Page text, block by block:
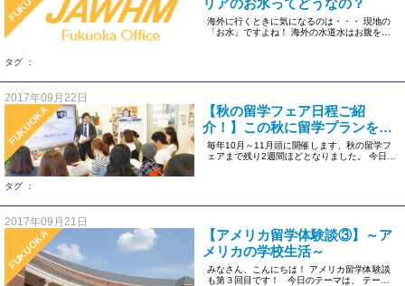
海外に行くときに気になるのは・・・ 現地の
「お水」ですよね！ 海外の水道水はお腹を壊
タグ ：
2017年09月22日
FUKUOKA
【秋の留学フェア日程ご紹
介！】この秋に留学プランを決
定しよう！
毎年10月～11月頭に開催します、秋の留学フ
ェアまで残り2週間ほどとなりました。 今日は
タグ ：
2017年09月21日
FUKUOKA
【アメリカ留学体験談③】～ア
メリカの学校生活～
みなさん、こんにちは！ アメリカ留学体験談
も第３回目です！ 今日のテーマは、 テー